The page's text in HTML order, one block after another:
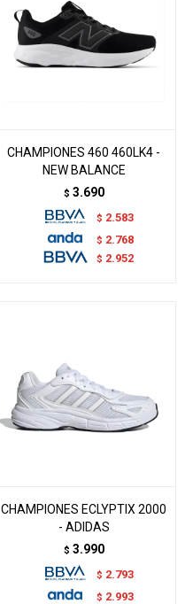
CHAMPIONES 460 460LK4 -
NEW BALANCE
$ 3.690
$ 2.583
$ 2.768
$ 2.952
CHAMPIONES ECLYPTIX 2000
- ADIDAS
$ 3.990
$ 2.793
$ 2.993